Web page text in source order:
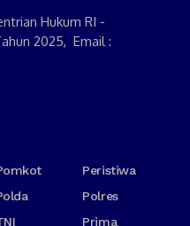
Hukum RI -
2025, Email :
Peristiwa
Polres
Prima